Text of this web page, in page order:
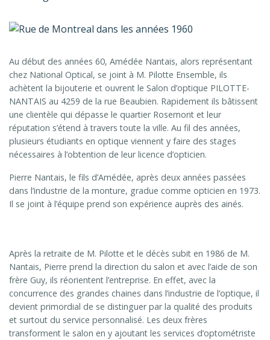
Au début des années 60, Amédée Nantais, alors représentant
chez National Optical, se joint à M. Pilotte Ensemble, ils
achètent la bijouterie et ouvrent le Salon d’optique PILOTTE-
NANTAIS au 4259 de la rue Beaubien. Rapidement ils bâtissent
une clientèle qui dépasse le quartier Rosemont et leur
réputation s’étend à travers toute la ville. Au fil des années,
plusieurs étudiants en optique viennent y faire des stages
nécessaires à l’obtention de leur licence d’opticien.
Pierre Nantais, le fils d’Amédée, après deux années passées
dans l’industrie de la monture, gradue comme opticien en 1973.
Il se joint à l’équipe prend son expérience auprès des ainés.
Après la retraite de M. Pilotte et le décès subit en 1986 de M.
Nantais, Pierre prend la direction du salon et avec l’aide de son
frère Guy, ils réorientent l’entreprise. En effet, avec la
concurrence des grandes chaines dans l’industrie de l’optique, il
devient primordial de se distinguer par la qualité des produits
et surtout du service personnalisé. Les deux frères
transforment le salon en y ajoutant les services d’optométriste